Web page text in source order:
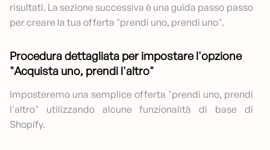
risultati. La sezione successiva è una guida passo passo
per creare la tua offerta "prendi uno, prendi uno".
Procedura dettagliata per impostare l'opzione
"Acquista uno, prendi l'altro"
Imposteremo una semplice offerta "prendi uno, prendi
l'altro" utilizzando alcune funzionalità di base di
Shopify.